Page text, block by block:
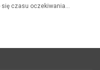
czasu oczekiwania...